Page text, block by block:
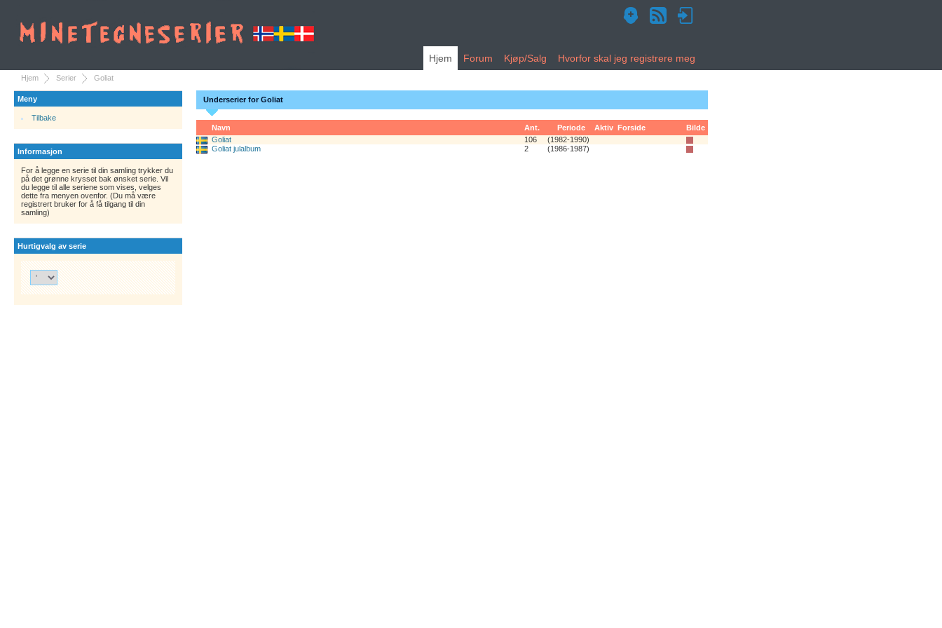
Hjem Forum Kjøp/Salg Hvorfor skal jeg registrere meg
Hjem Serier Goliat
Meny
Tilbake
Informasjon
For å legge en serie til din samling trykker du
på det grønne krysset bak ønsket serie. Vil
du legge til alle seriene som vises, velges
dette fra menyen ovenfor. (Du må være
registrert bruker for å få tilgang til din
samling)
Hurtigvalg av serie
Underserier for Goliat
Navn Ant. Periode Aktiv Forside
Bilde
Goliat
106
(1982-1990)
Goliat julalbum
2 (1986-1987)